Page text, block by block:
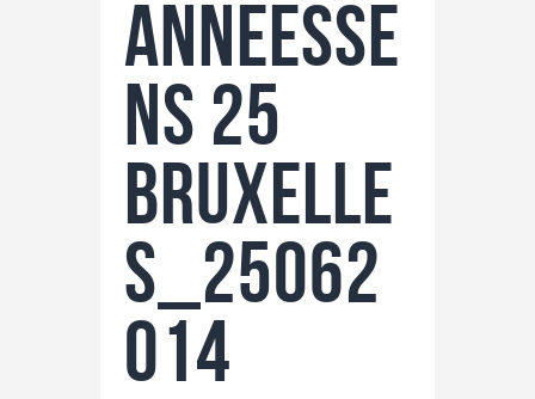
Anneesse
ns 25
Bruxelle
s_25062
014